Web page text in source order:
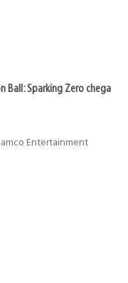
Ball: Sparking Zero chega
Entertainment